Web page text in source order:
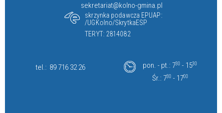
sekretariat@kolno-gmina.pl
skrzynka podawcza EPUAP:
/UGKolno/SkrytkaESP
TERYT: 2814082
tel.: 89 716 32 26 pon. - pt.: 730 - 1530
Śr.: 730 - 1700